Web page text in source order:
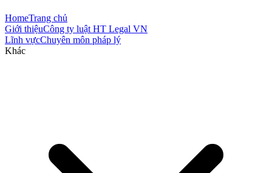
HomeTrang chủ
Giới thiệuCông ty luật HT Legal VN
Lĩnh vựcChuyên môn pháp lý
Khác